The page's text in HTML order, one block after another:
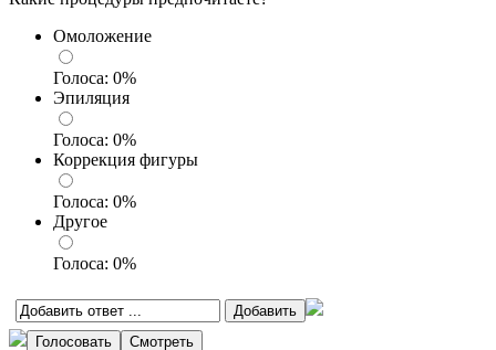
Омоложение
Голоса: 0%
Эпиляция
Голоса: 0%
Коррекция фигуры
Голоса: 0%
Другое
Голоса: 0%